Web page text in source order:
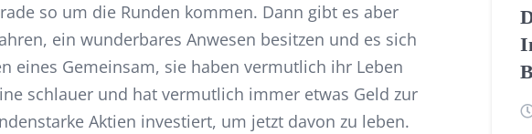
so um die Runden kommen. Dann gibt es aber
ein wunderbares Anwesen besitzen und es sich
eines Gemeinsam, sie haben vermutlich ihr Leben
schlauer und hat vermutlich immer etwas Geld zur
Aktien investiert, um jetzt davon zu leben.